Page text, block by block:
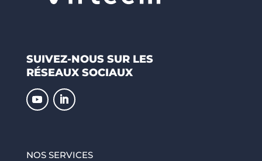
SUIVEZ-NOUS SUR LES
RÉSEAUX SOCIAUX
NOS SERVICES